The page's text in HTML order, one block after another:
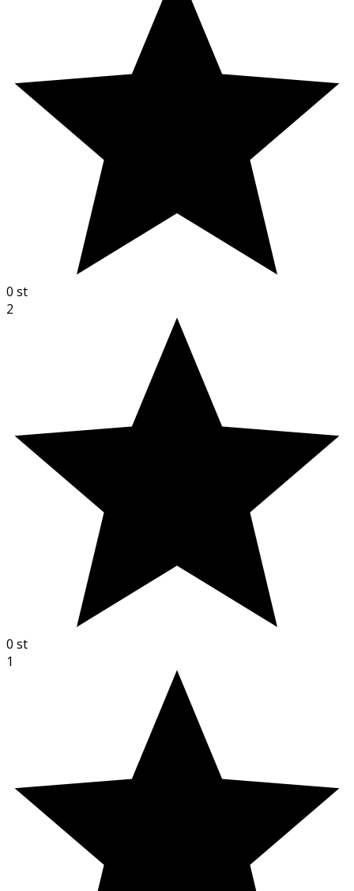
0 st
2
0 st
1